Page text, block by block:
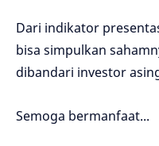
Dari indikator
bisa simpulkan
dibandari investor
Semoga bermanfaat...